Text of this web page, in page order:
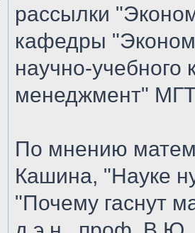
рассылки
кафедры
научно-
менеджмент"
По мнению
Кашина, "Науке
"Почему гаснут